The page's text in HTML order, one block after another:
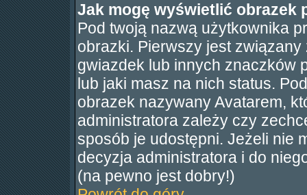
Jak mogę wyświetlić obrazek
Pod twoją nazwą użytkownika
obrazki. Pierwszy jest
gwiazdek lub innych znaczków
lub jaki masz na nich status.
obrazek nazywany Avatarem,
administratora zależy czy
sposób je udostępni. Jeżeli nie
decyzja administratora i do
(na pewno jest dobry!)